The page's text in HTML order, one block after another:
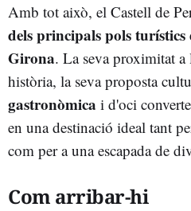
Amb tot això, el Castell de
dels principals pols
Girona. La seva proximitat a
història, la seva proposta
gastronòmica i d'oci
en una destinació ideal tant
com per a una escapada de
Com arribar-hi